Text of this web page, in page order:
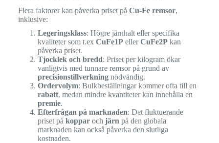
Flera faktorer kan påverka priset på Cu-Fe remsor,
inklusive:
Legeringsklass: Högre järnhalt eller specifika
kvaliteter som t.ex CuFe1PellerCuFe2Pkan
påverka priset.
Tjocklek och bredd: Priset per kilogram ökar
vanligtvis med tunnare remsor på grund av
precisionstillverkningnödvändig.
Ordervolym: Bulkbeställningar kommer ofta till en
rabatt, medan mindre kvantiteter kan innehålla en
premie.
Efterfrågan på marknaden: Det fluktuerande
priset på kopparoch järn på den globala
marknaden kan också påverka den slutliga
kostnaden.